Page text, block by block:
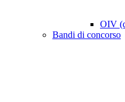
OIV
Bandi di concorso